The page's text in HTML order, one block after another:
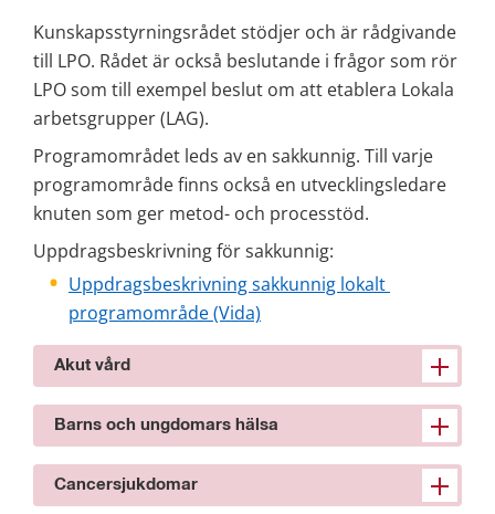
Kunskapsstyrningsrådet stödjer och är rådgivande
till LPO. Rådet är också beslutande i frågor som rör
LPO som till exempel beslut om att etablera Lokala
arbetsgrupper (LAG).
Programområdet leds av en sakkunnig. Till varje
programområde finns också en utvecklingsledare
knuten som ger metod- och processtöd.
Uppdragsbeskrivning för sakkunnig:
Uppdragsbeskrivning sakkunnig lokalt
programområde (Vida)
Akut vård
Barns och ungdomars hälsa
Cancersjukdomar